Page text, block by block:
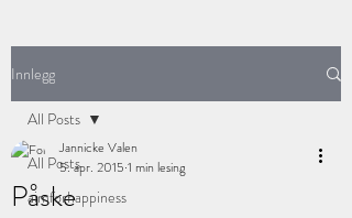
Innlegg
All Posts
aimforhappiness
All Posts
Påske
Jannicke Valen
5. apr. 2015 1 min lesing